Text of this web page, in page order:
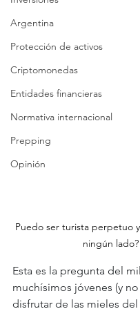
Argentina
Protección de activos
Criptomonedas
Entidades financieras
Normativa internacional
Prepping
Opinión
Puedo ser turista perpetuo
ningún lado?
Esta es la pregunta del
muchísimos jóvenes (y
disfrutar de las mieles